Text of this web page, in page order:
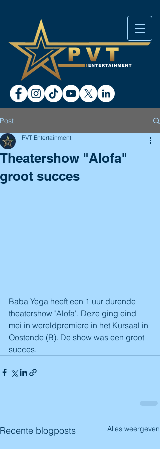
Post
Theatershow "Alofa"
groot succes
PVT Entertainment
Baba Yega heeft een 1 uur durende
theatershow "Alofa'. Deze ging eind
mei in wereldpremiere in het Kursaal in
Oostende (B). De show was een groot
succes.
Recente blogposts Alles weergeven